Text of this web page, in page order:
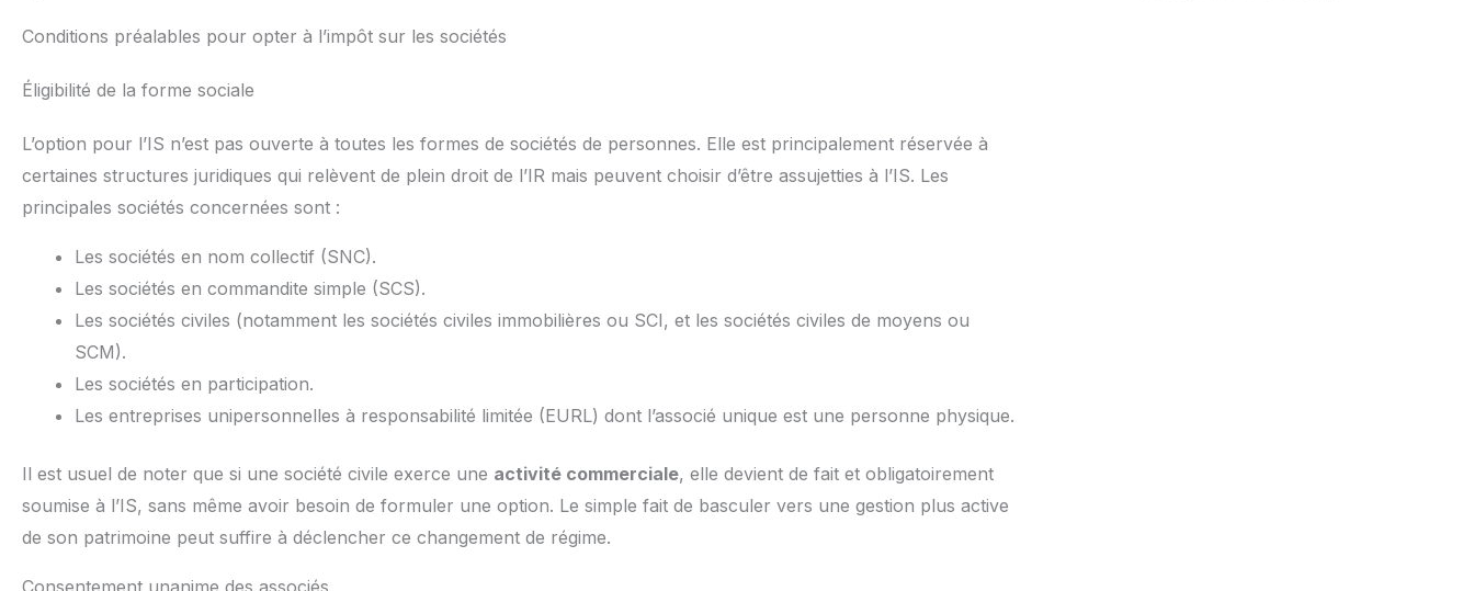
Conditions préalables pour opter à l’impôt sur les sociétés
Éligibilité de la forme sociale
L’option pour l’IS n’est pas ouverte à toutes les formes de sociétés de personnes. Elle est principalement réservée à
certaines structures juridiques qui relèvent de plein droit de l’IR mais peuvent choisir d’être assujetties à l’IS. Les
principales sociétés concernées sont :
Les sociétés en nom collectif (SNC).
Les sociétés en commandite simple (SCS).
Les sociétés civiles (notamment les sociétés civiles immobilières ou SCI, et les sociétés civiles de moyens ou
SCM).
Les sociétés en participation.
Les entreprises unipersonnelles à responsabilité limitée (EURL) dont l’associé unique est une personne physique.
Il est usuel de noter que si une société civile exerce une activité commerciale, elle devient de fait et obligatoirement
soumise à l’IS, sans même avoir besoin de formuler une option. Le simple fait de basculer vers une gestion plus active
de son patrimoine peut suffire à déclencher ce changement de régime.